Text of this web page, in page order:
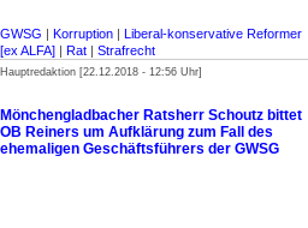
GWSG | Korruption | Liberal-konservative Reformer
[ex ALFA] | Rat | Strafrecht
Hauptredaktion [22.12.2018 - 12:56 Uhr]
Mönchengladbacher Ratsherr Schoutz bittet
OB Reiners um Aufklärung zum Fall des
ehemaligen Geschäftsführers der GWSG